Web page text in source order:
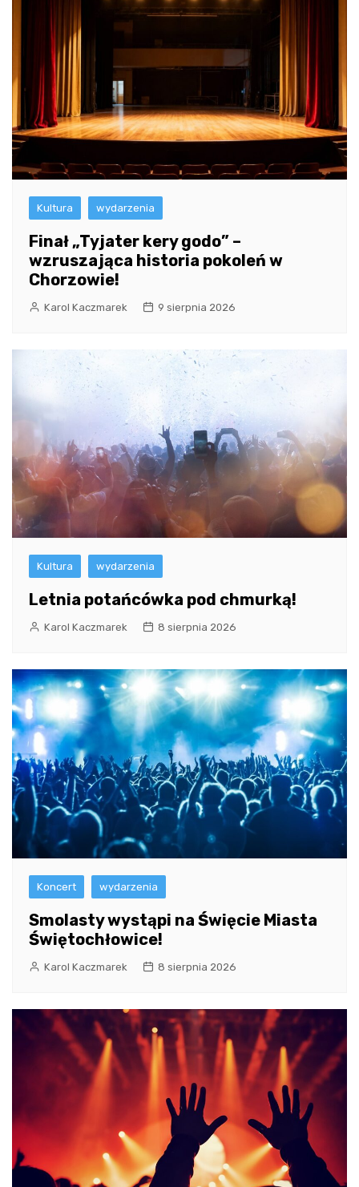
Kultura wydarzenia
Finał „Tyjater kery godo” –
wzruszająca historia pokoleń w
Chorzowie!
Karol Kaczmarek 9 sierpnia 2026
Kultura wydarzenia
Letnia potańcówka pod chmurką!
Karol Kaczmarek 8 sierpnia 2026
Koncert wydarzenia
Smolasty wystąpi na Święcie Miasta
Świętochłowice!
Karol Kaczmarek 8 sierpnia 2026